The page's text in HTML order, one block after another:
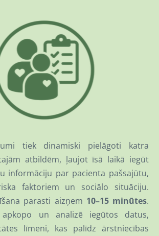
tiek dinamiski pielāgoti katra
atbildēm, ļaujot īsā laikā iegūt
informāciju par pacienta pašsajūtu,
faktoriem un sociālo situāciju.
parasti aizņem 10–15 minūtes.
un analizē iegūtos datus,
līmeni, kas palīdz ārstniecības